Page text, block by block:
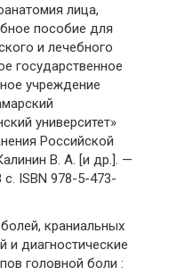
лица,
пособие для
и лечебного
государственное
учреждение
университет»
Российской
В. А. [и др.]. —
ISBN 978-5-473-
краниальных
и диагностические
головной боли :